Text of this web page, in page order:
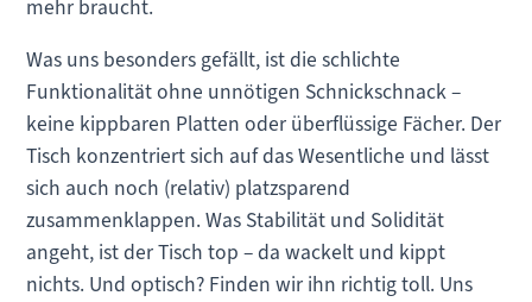
mehr braucht.
Was uns besonders gefällt, ist die schlichte
Funktionalität ohne unnötigen Schnickschnack –
keine kippbaren Platten oder überflüssige Fächer. Der
Tisch konzentriert sich auf das Wesentliche und lässt
sich auch noch (relativ) platzsparend
zusammenklappen. Was Stabilität und Solidität
angeht, ist der Tisch top – da wackelt und kippt
nichts. Und optisch? Finden wir ihn richtig toll. Uns